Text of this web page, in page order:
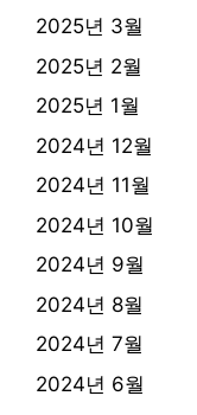
2025년 3월
2025년 2월
2025년 1월
2024년 12월
2024년 11월
2024년 10월
2024년 9월
2024년 8월
2024년 7월
2024년 6월